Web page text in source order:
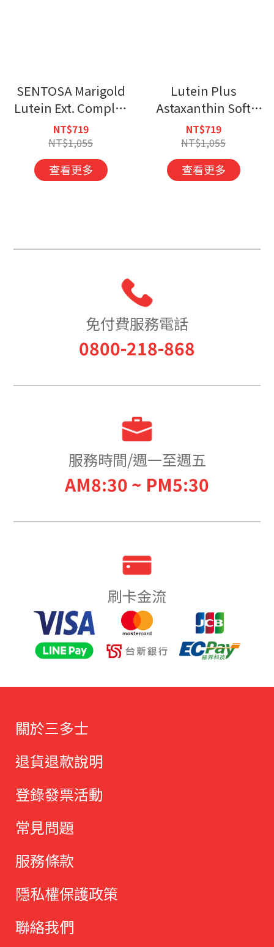
SENTOSA Marigold
Lutein Ext. Complex
Soft Capsule 100
capsules/box
NT$719
NT$1,055
查看更多
Lutein Plus
Astaxanthin Soft
Capsule
NT$719
NT$1,055
查看更多
免付費服務電話
0800-218-868
服務時間/週一至週五
AM8:30 ~ PM5:30
刷卡金流
關於三多士
退貨退款說明
登錄發票活動
常見問題
服務條款
隱私權保護政策
聯絡我們